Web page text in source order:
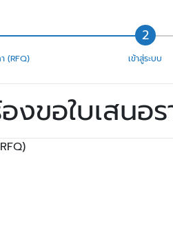
(RFQ) เข้าสู่ระบบ
งขอใบเสนอ